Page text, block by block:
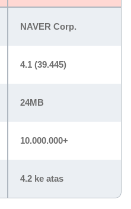
NAVER Corp.
4.1 (39.445)
24MB
10.000.000+
4.2 ke atas